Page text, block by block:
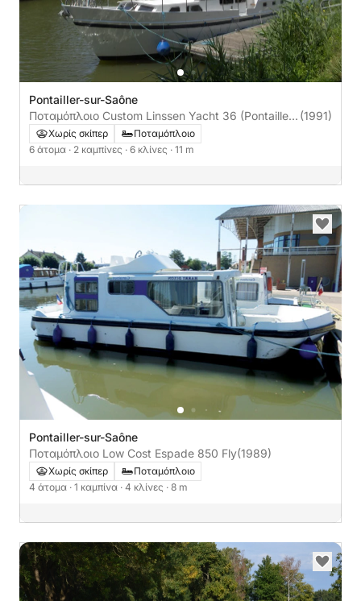
Pontailler-sur-Saône
Ποταμόπλοιο Custom Linssen Yacht 36 (Pontailler-
sur-Saône) 60ch
(1991)
Χωρίς σκίπερ
Ποταμόπλοιο
6 άτομα · 2 καμπίνες · 6 κλίνες · 11 m
Pontailler-sur-Saône
Ποταμόπλοιο Low Cost Espade 850 Fly(1989)
Χωρίς σκίπερ
Ποταμόπλοιο
4 άτομα · 1 καμπίνα · 4 κλίνες · 8 m